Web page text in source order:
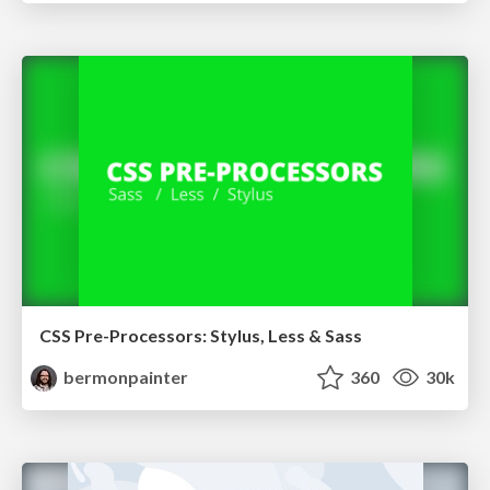
CSS Pre-Processors: Stylus, Less & Sass
bermonpainter
360 30k